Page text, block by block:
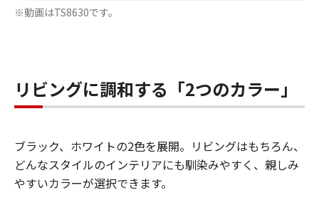
※動画はTS8630です。
リビングに調和する「2つのカラー」
ブラック、ホワイトの2色を展開。リビングはもちろん、
どんなスタイルのインテリアにも馴染みやすく、親しみ
やすいカラーが選択できます。